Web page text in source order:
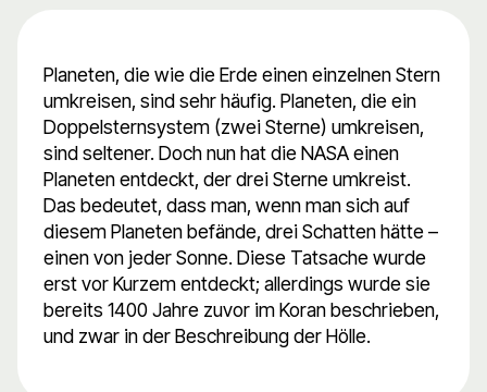
Planeten, die wie die Erde einen einzelnen Stern
umkreisen, sind sehr häufig. Planeten, die ein
Doppelsternsystem (zwei Sterne) umkreisen,
sind seltener. Doch nun hat die NASA einen
Planeten entdeckt, der drei Sterne umkreist.
Das bedeutet, dass man, wenn man sich auf
diesem Planeten befände, drei Schatten hätte –
einen von jeder Sonne. Diese Tatsache wurde
erst vor Kurzem entdeckt; allerdings wurde sie
bereits 1400 Jahre zuvor im Koran beschrieben,
und zwar in der Beschreibung der Hölle.